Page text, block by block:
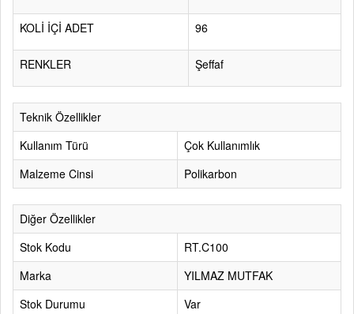
KOLİ İÇİ ADET 96
RENKLER Şeffaf
Teknik Özellikler
Kullanım Türü
Çok Kullanımlık
Malzeme Cinsi
Polikarbon
Diğer Özellikler
Stok Kodu
RT.C100
Marka
YILMAZ MUTFAK
Stok Durumu
Var